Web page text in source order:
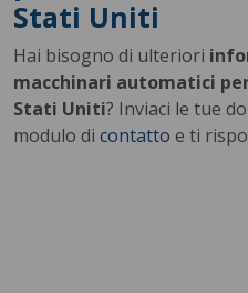
Stati Uniti
Hai bisogno di ulteriori
macchinari automatici
Stati Uniti? Inviaci le tue
modulo di contatto e ti